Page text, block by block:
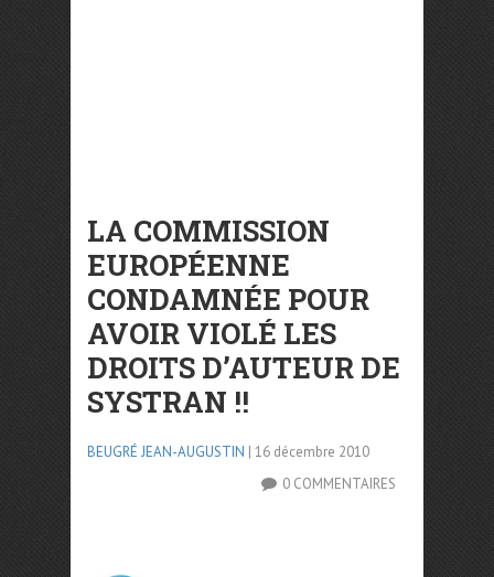
LA COMMISSION
EUROPÉENNE
CONDAMNÉE POUR
AVOIR VIOLÉ LES
DROITS D’AUTEUR DE
SYSTRAN !!
BEUGRÉ JEAN-AUGUSTIN | 16 décembre 2010
0 COMMENTAIRES